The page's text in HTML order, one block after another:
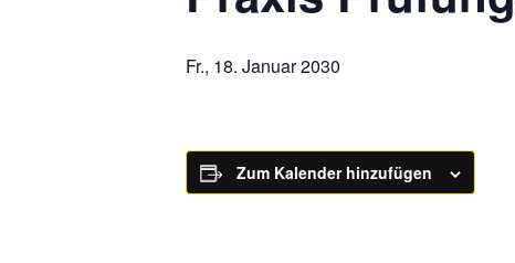
Fr., 18. Januar 2030
Zum Kalender hinzufügen